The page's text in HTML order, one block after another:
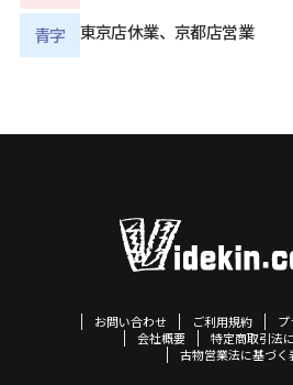
青字 東京店休業、京都店営業
お問い合わせ ご利用規約
会社概要
特定商取引法
古物営業法に基づく